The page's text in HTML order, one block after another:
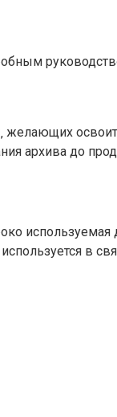
желающих
архива до
в